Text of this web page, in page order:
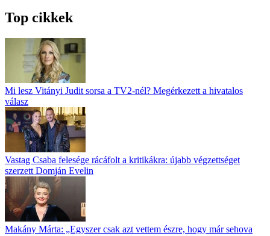
Top cikkek
Mi lesz Vitányi Judit sorsa a TV2-nél? Megérkezett a hivatalos
válasz
Vastag Csaba felesége rácáfolt a kritikákra: újabb végzettséget
szerzett Domján Evelin
Makány Márta: „Egyszer csak azt vettem észre, hogy már sehova